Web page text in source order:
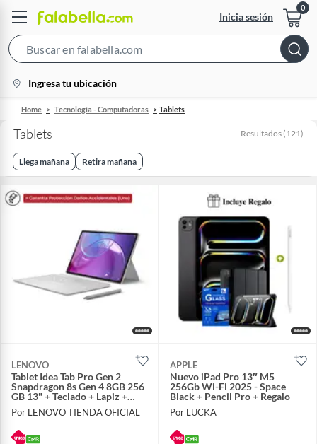
Inicia sesión
Bar
location-
icon
Ingresa tu ubicación
Home Tecnología - Computadoras Tablets
Tablets Resultados (121)
Llega mañana Retira mañana
LENOVO
Tablet Idea Tab Pro Gen 2
Snapdragon 8s Gen 4 8GB 256
GB 13" + Teclado + Lapiz +
Garantía ADP ONE
Por LENOVO TIENDA OFICIAL
APPLE
Nuevo iPad Pro 13″ M5
256Gb Wi-Fi 2025 - Space
Black + Pencil Pro + Regalo
Por LUCKA